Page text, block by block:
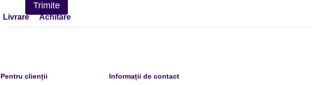
Trimite
Livrare Achitare
Pentru clienții Informații de contact